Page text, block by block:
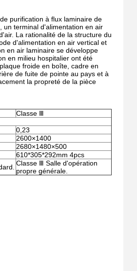
purification à flux laminaire de
un terminal d'alimentation en air
La rationalité de la structure du
d'alimentation en air vertical et
en air laminaire se développe
en milieu hospitalier ont été
froide en boîte, cadre en
de fuite de pointe au pays et à
la propreté de la pièce
Classe Ⅲ
0,23
2600×1400
2680×1480×500
610*305*292mm 4pcs
Classe Ⅲ Salle d'opération
propre générale.